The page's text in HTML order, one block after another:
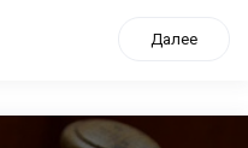
Далее